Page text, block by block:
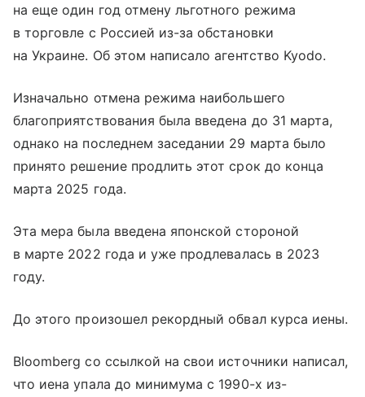
на еще один год отмену льготного режима
в торговле с Россией из-за обстановки
на Украине. Об этом написало агентство Kyodo.
Изначально отмена режима наибольшего
благоприятствования была введена до 31 марта,
однако на последнем заседании 29 марта было
принято решение продлить этот срок до конца
марта 2025 года.
Эта мера была введена японской стороной
в марте 2022 года и уже продлевалась в 2023
году.
До этого произошел рекордный обвал курса иены.
Bloomberg со ссылкой на свои источники написал,
что иена упала до минимума с 1990-х из-